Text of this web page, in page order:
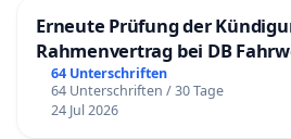
Erneute Prüfung der
Rahmenvertrag bei DB
64 Unterschriften
64 Unterschriften / 30 Tage
24 Jul 2026